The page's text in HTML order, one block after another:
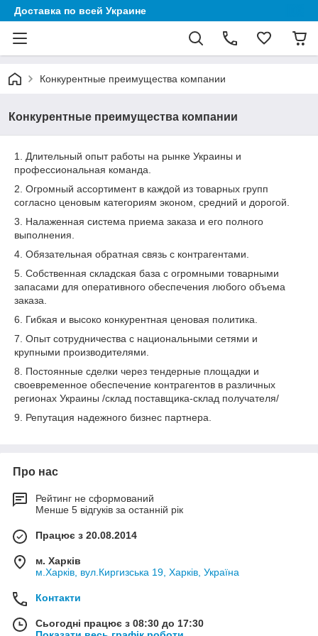
Доставка по всей Украине
Конкурентные преимущества компании
Конкурентные преимущества компании
1. Длительный опыт работы на рынке Украины и
профессиональная команда.
2. Огромный ассортимент в каждой из товарных групп
согласно ценовым категориям эконом, средний и дорогой.
3. Налаженная система приема заказа и его полного
выполнения.
4. Обязательная обратная связь с контрагентами.
5. Собственная складская база с огромными товарными
запасами для оперативного обеспечения любого объема
заказа.
6. Гибкая и высоко конкурентная ценовая политика.
7. Опыт сотрудничества с национальными сетями и
крупными производителями.
8. Постоянные сделки через тендерные площадки и
своевременное обеспечение контрагентов в различных
регионах Украины /склад поставщика-склад получателя/
9. Репутация надежного бизнес партнера.
Про нас
Рейтинг не сформований
Менше 5 відгуків за останній рік
Працює з 20.08.2014
м. Харків
м.Харків, вул.Киргизська 19, Харків, Україна
Контакти
Сьогодні працює з 08:30 до 17:30